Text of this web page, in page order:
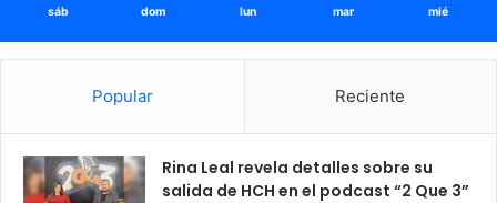
sáb dom lun mar mié
Popular Reciente
Rina Leal revela detalles sobre su
salida de HCH en el podcast “2 Que 3”